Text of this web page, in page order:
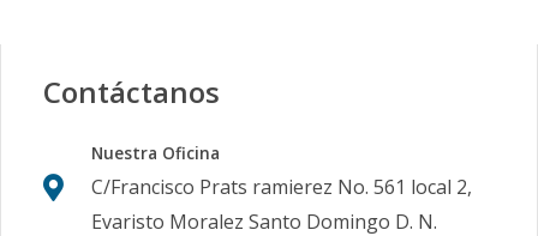
Contáctanos
Nuestra Oficina
C/Francisco Prats ramierez No. 561 local 2,
Evaristo Moralez Santo Domingo D. N.